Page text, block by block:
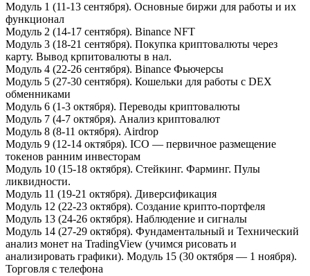
Модуль 1 (11-13 сентября). Основные биржи для работы и их
функционал
Модуль 2 (14-17 сентября). Binance NFT
Модуль 3 (18-21 сентября). Покупка криптовалюты через
карту. Вывод крпитовалюты в нал.
Модуль 4 (22-26 сентября). Binance Фьючерсы
Модуль 5 (27-30 сентября). Кошельки для работы с DEX
обменниками
Модуль 6 (1-3 октября). Переводы криптовалюты
Модуль 7 (4-7 октября). Анализ криптовалют
Модуль 8 (8-11 октября). Airdrop
Модуль 9 (12-14 октября). ICO — первичное размещение
токенов ранним инвесторам
Модуль 10 (15-18 октября). Стейкинг. Фарминг. Пулы
ликвидности.
Модуль 11 (19-21 октября). Диверсификация
Модуль 12 (22-23 октября). Создание крипто-портфеля
Модуль 13 (24-26 октября). Наблюдение и сигналы
Модуль 14 (27-29 октября). Фундаментальный и Технический
анализ монет на TradingView (учимся рисовать и
анализировать графики). Модуль 15 (30 октября — 1 ноября).
Торговля с телефона